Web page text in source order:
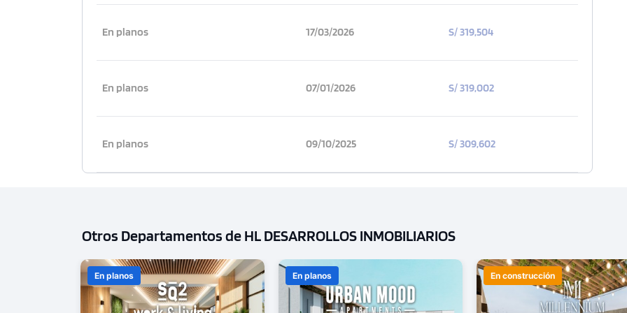
En planos 17/03/2026 S/ 319,504
En planos 07/01/2026 S/ 319,002
En planos 09/10/2025 S/ 309,602
Otros Departamentos de HL DESARROLLOS INMOBILIARIOS
En planos En planos En construcción